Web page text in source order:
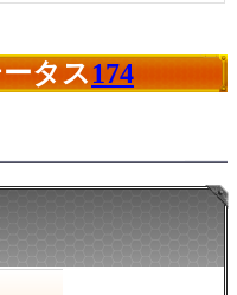
タス174